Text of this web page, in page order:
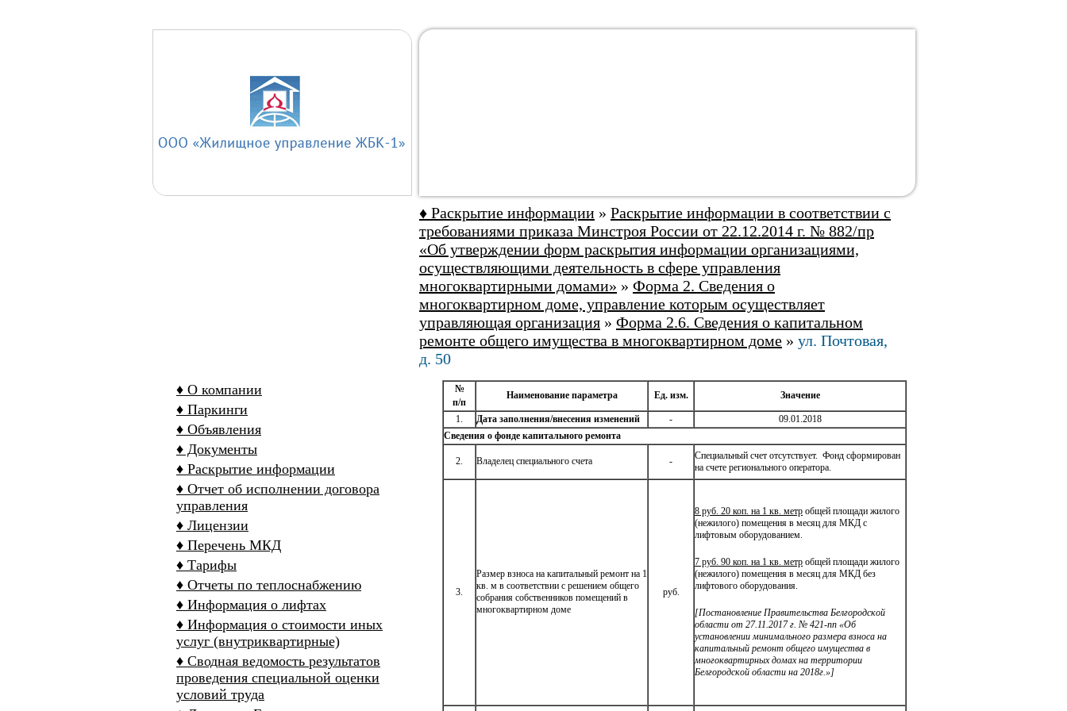
♦ Раскрытие информации » Раскрытие информации в соответствии с
требованиями приказа Минстроя России от 22.12.2014 г. № 882/пр
«Об утверждении форм раскрытия информации организациями,
осуществляющими деятельность в сфере управления
многоквартирными домами» » Форма 2. Сведения о
многоквартирном доме, управление которым осуществляет
управляющая организация » Форма 2.6. Сведения о капитальном
ремонте общего имущества в многоквартирном доме » ул. Почтовая,
д. 50
♦ О компании
♦ Паркинги
♦ Объявления
♦ Документы
♦ Раскрытие информации
♦ Отчет об исполнении договора
управления
♦ Лицензии
♦ Перечень МКД
♦ Тарифы
♦ Отчеты по теплоснабжению
♦ Информация о лифтах
♦ Информация о стоимости иных
услуг (внутриквартирные)
♦ Сводная ведомость результатов
проведения специальной оценки
условий труда
№
п/п
Наименование параметра Ед. изм. Значение
1. Дата заполнения/внесения изменений -
09.01.2018
Сведения о фонде капитального ремонта
2. Владелец специального счета -
Специальный счет отсутствует. Фонд сформирован
на счете регионального оператора.
3.
Размер взноса на капитальный ремонт на 1
кв. м в соответствии с решением общего
собрания собственников помещений в
многоквартирном доме
руб.
8 руб. 20 коп. на 1 кв. метр общей площади жилого
(нежилого) помещения в месяц для МКД с
лифтовым оборудованием.
7 руб. 90 коп. на 1 кв. метр общей площади жилого
(нежилого) помещения в месяц для МКД без
лифтового оборудования.
[Постановление Правительства Белгородской
области от 27.11.2017 г. № 421-пп «Об
установлении минимального размера взноса на
капитальный ремонт общего имущества в
многоквартирных домах на территории
Белгородской области на 2018г.»]